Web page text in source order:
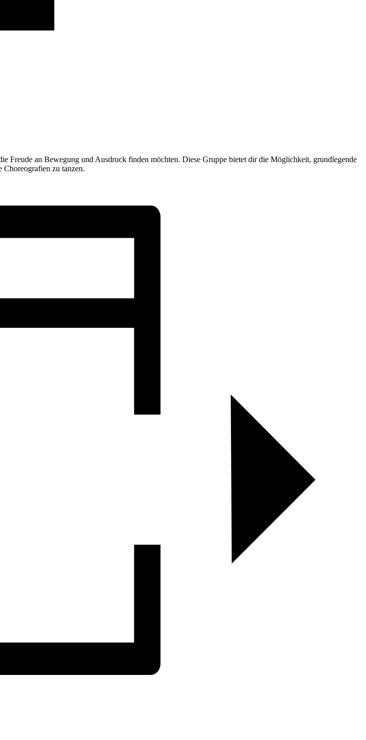
Freude an Bewegung und Ausdruck finden möchten. Diese Gruppe bietet dir die Möglichkeit, grundlegende
Choreografien zu tanzen.